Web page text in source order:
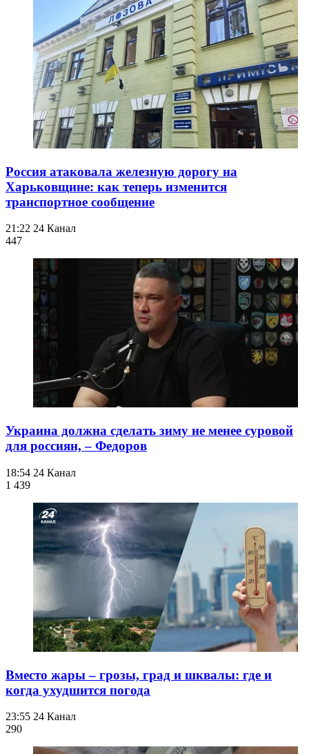
Россия атаковала железную дорогу на
Харьковщине: как теперь изменится
транспортное сообщение
21:22 24 Канал
447
Украина должна сделать зиму не менее суровой
для россиян, – Федоров
18:54 24 Канал
1 439
Вместо жары – грозы, град и шквалы: где и
когда ухудшится погода
23:55 24 Канал
290